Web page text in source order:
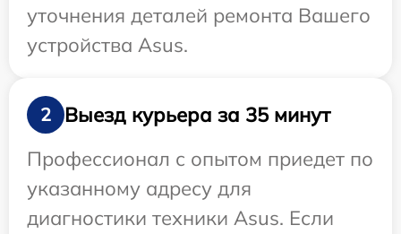
уточнения деталей ремонта Вашего
устройства Asus.
2
Выезд курьера за 35 минут
Профессионал с опытом приедет по
указанному адресу для
диагностики техники Asus. Если